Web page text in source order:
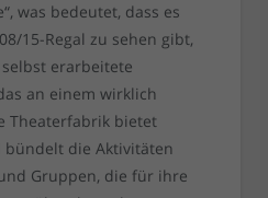
was bedeutet, dass es
15-Regal zu sehen gibt,
erarbeitete
an einem wirklich
Theaterfabrik bietet
bündelt die Aktivitäten
Gruppen, die für ihre